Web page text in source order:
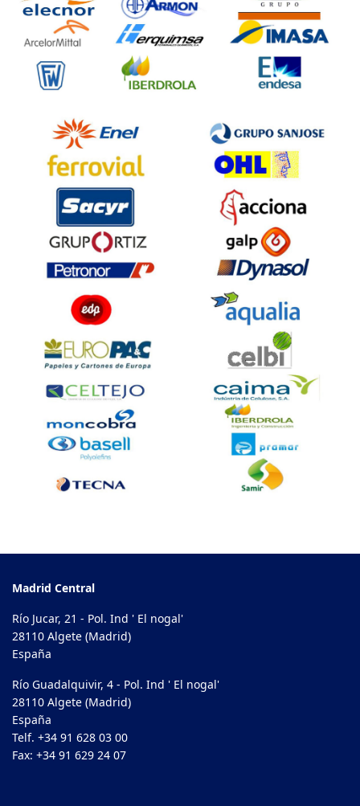
Madrid Central
Río Jucar, 21 - Pol. Ind ' El nogal'
28110 Algete (Madrid)
España
Río Guadalquivir, 4 - Pol. Ind ' El nogal'
28110 Algete (Madrid)
España
Telf. +34 91 628 03 00
Fax: +34 91 629 24 07